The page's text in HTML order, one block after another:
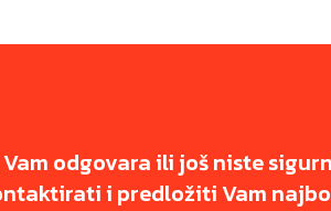
odgovara ili još niste
i predložiti Vam